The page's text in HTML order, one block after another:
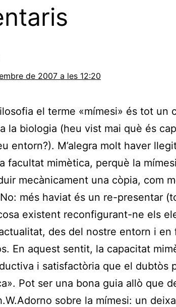
de 2007 a les 12:20
el terme «mímesi» és tot un
la biologia (heu vist mai què és
entorn?). M’alegra molt haver
facultat mimètica, perquè la
mecànicament una còpia, com
més haviat és un re-presentar
existent reconfigurant-ne els
des del nostre entorn i en
En aquest sentit, la capacitat
i satisfactòria que el dubtòs
Pot ser una bona guia allò que
sobre la mímesi: un